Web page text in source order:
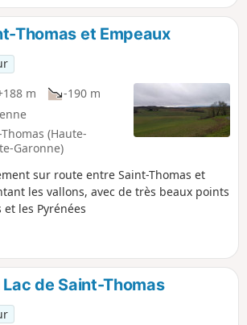
Thomas et Empeaux
m
-190 m
(Haute-
Garonne)
sur route entre Saint-Thomas et
les vallons, avec de très beaux points
les Pyrénées
de Saint-Thomas